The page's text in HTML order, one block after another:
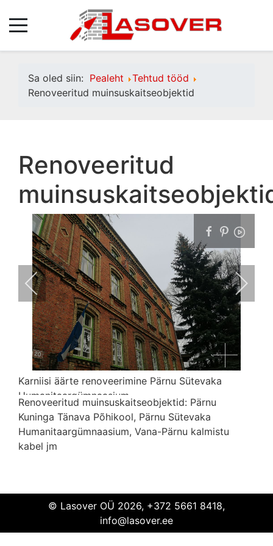
Sa oled siin: Pealeht
Tehtud tööd
Renoveeritud muinsuskaitseobjektid
Renoveeritud
Karniisi äärte renoveerimine Pärnu Sütevaka
Humanitaargümnaasium
Karniis
ääred renoveerimine Pärnu Sütevaka
Humanitaargümnaasium
Renoveeritud muinsuskaitseobjektid: Pärnu
Kuninga Tänava Põhikool, Pärnu Sütevaka
Humanitaargümnaasium, Vana-Pärnu kalmistu
kabel jm
© Lasover OÜ 2026, +372 5661 8418,
info@lasover.ee